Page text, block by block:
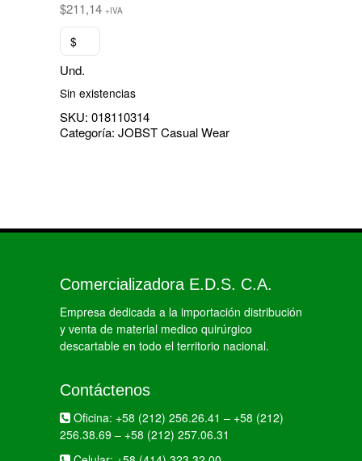
$211,14 +IVA
$
Und.
Sin existencias
SKU: 018110314
Categoría: JOBST Casual Wear
Comercializadora E.D.S. C.A.
Empresa dedicada a la importación distribución
y venta de material medico quirúrgico
descartable en todo el territorio nacional.
Contáctenos
Oficina: +58 (212) 256.26.41 – +58 (212)
256.38.69 – +58 (212) 257.06.31